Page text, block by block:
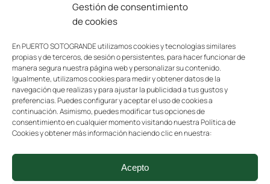
Gestión de consentimiento
de cookies
En PUERTO SOTOGRANDE utilizamos cookies y tecnologías similares
propias y de terceros, de sesión o persistentes, para hacer funcionar de
manera segura nuestra página web y personalizar su contenido.
Igualmente, utilizamos cookies para medir y obtener datos de la
navegación que realizas y para ajustar la publicidad a tus gustos y
preferencias. Puedes configurar y aceptar el uso de cookies a
continuación. Asimismo, puedes modificar tus opciones de
consentimiento en cualquier momento visitando nuestra Política de
Cookies y obtener más información haciendo clic en nuestra:
Acepto
• Canal de denuncia|• Código Ético|• Política
sistema de gestión|• La Empresa
Puerto Sotogrande S.A
Torre de Control S/N Sotogrande-San Roque (Cádiz)